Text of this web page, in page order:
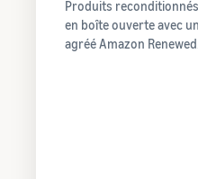
Produits
en boîte ouverte avec
agréé Amazon Renewed.